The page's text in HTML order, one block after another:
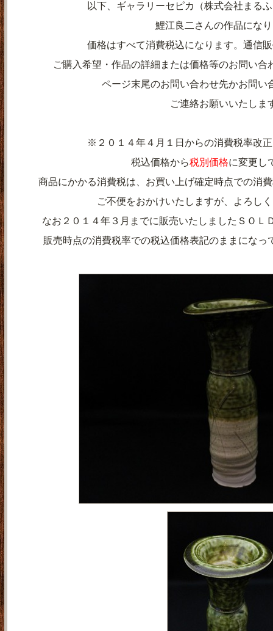
以下、ギャラリーセピカ（株式会社まる
鯉江良二さんの作品にな
価格はすべて消費税込になります。通信
ご購入希望・作品の詳細または価格等のお問い合
ページ末尾のお問い合わせ先かお問い
ご連絡お願いいたしま
※２０１４年４月１日からの消費税率改
税込価格から税別価格に変更し
商品にかかる消費税は、お買い上げ確定時点での消
ご不便をおかけいたしますが、よろし
なお２０１４年３月までに販売いたしましたＳＯＬ
販売時点の消費税率での税込価格表記のままになっ